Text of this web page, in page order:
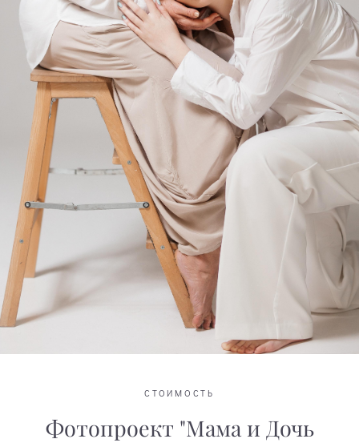
СТОИМОСТЬ
Фотопроект "Мама и Дочь